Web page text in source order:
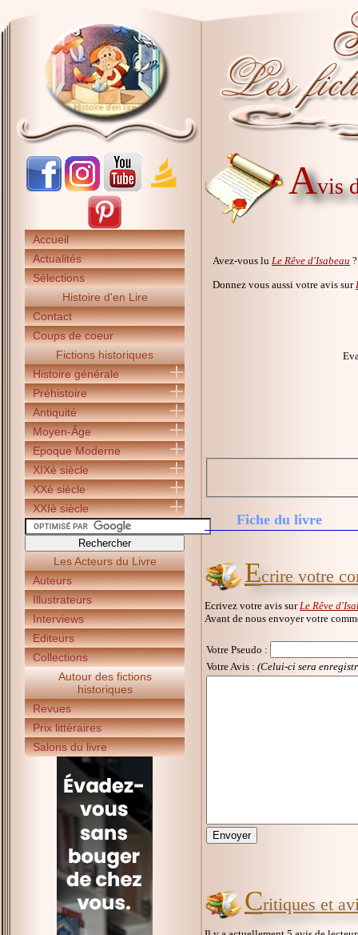
Accueil
Actualités
Sélections
Histoire d'en Lire
Contact
Coups de coeur
Fictions historiques
Histoire générale
Préhistoire
Antiquité
Moyen-Âge
Epoque Moderne
XIXè siècle
XXè siècle
XXIè siècle
Les Acteurs du Livre
Auteurs
Illustrateurs
Interviews
Editeurs
Collections
Autour des fictions
historiques
Revues
Prix littéraires
Salons du livre
Avis
Avez-vous lu Le Rêve d'Isabeau ?
Donnez vous aussi votre avis sur
Fiche du livre
Ecrire votre
Ecrivez votre avis sur Le Rêve
Avant de nous envoyer votre
Votre Pseudo :
Votre Avis : (Celui-ci sera
Critiques et